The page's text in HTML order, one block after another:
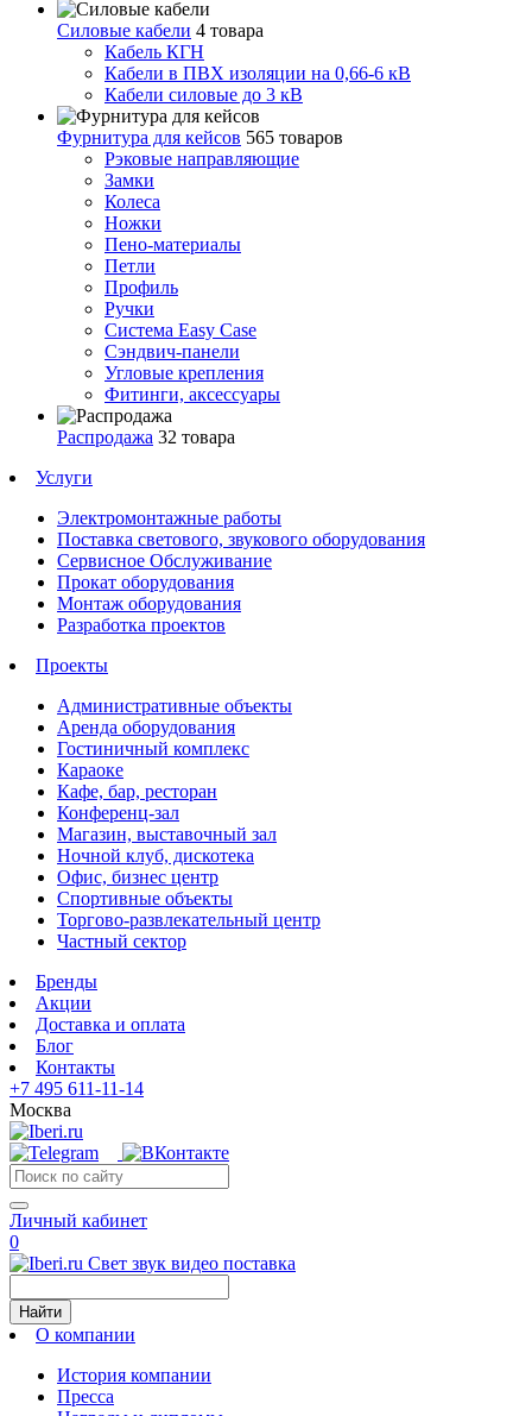
Силовые кабели 4 товара
Кабель КГН
Кабели в ПВХ изоляции на 0,66-6 кВ
Кабели силовые до 3 кВ
Фурнитура для кейсов 565 товаров
Рэковые направляющие
Замки
Колеса
Ножки
Пено-материалы
Петли
Профиль
Ручки
Система Easy Case
Сэндвич-панели
Угловые крепления
Фитинги, аксессуары
Распродажа 32 товара
Услуги
Электромонтажные работы
Поставка светового, звукового оборудования
Сервисное Обслуживание
Прокат оборудования
Монтаж оборудования
Разработка проектов
Проекты
Административные объекты
Аренда оборудования
Гостиничный комплекс
Караоке
Кафе, бар, ресторан
Конференц-зал
Магазин, выставочный зал
Ночной клуб, дискотека
Офис, бизнес центр
Спортивные объекты
Торгово-развлекательный центр
Частный сектор
Бренды
Акции
Доставка и оплата
Блог
Контакты
+7 495 611-11-14
Москва
Личный кабинет
0
Свет звук видео поставка
Найти
О компании
История компании
Пресса